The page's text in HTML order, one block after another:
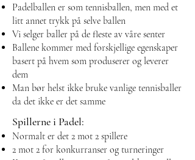
Padelballen er som tennisballen, men med et
litt annet trykk på selve ballen
Vi selger baller på de fleste av våre senter
Ballene kommer med forskjellige egenskaper
basert på hvem som produserer og leverer
dem
Man bør helst ikke bruke vanlige tennisballer
da det ikke er det samme
Spillerne i Padel:
Normalt er det 2 mot 2 spillere
2 mot 2 for konkurranser og turneringer